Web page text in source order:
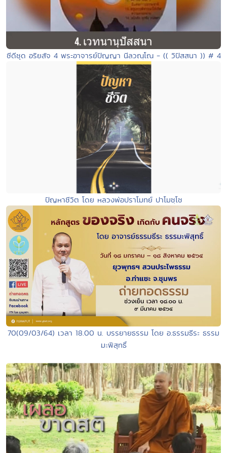
ซีดีชุด อริยสัจ 4 พระอาจารย์ปัญญา นีลวณฺโณ - (( วิปัสสนา )) # 4
ปัญหาชีวิต โดย หลวงพ่อปราโมทย์ ปาโมชฺโช
70(09/03/64) เวลา 18.00 น. บรรยายธรรม โดย อ.ธรรมธีระ ธรรม
มะพิสุทธิ์